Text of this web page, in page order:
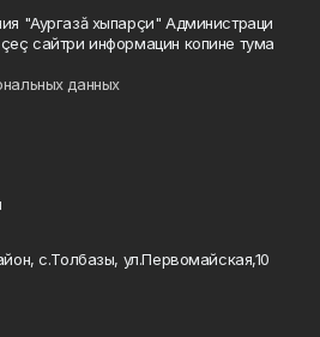
"Аургазă хыпарçи" Администраци
сайтри информацин копине тума
данных
с.Толбазы, ул.Первомайская,10